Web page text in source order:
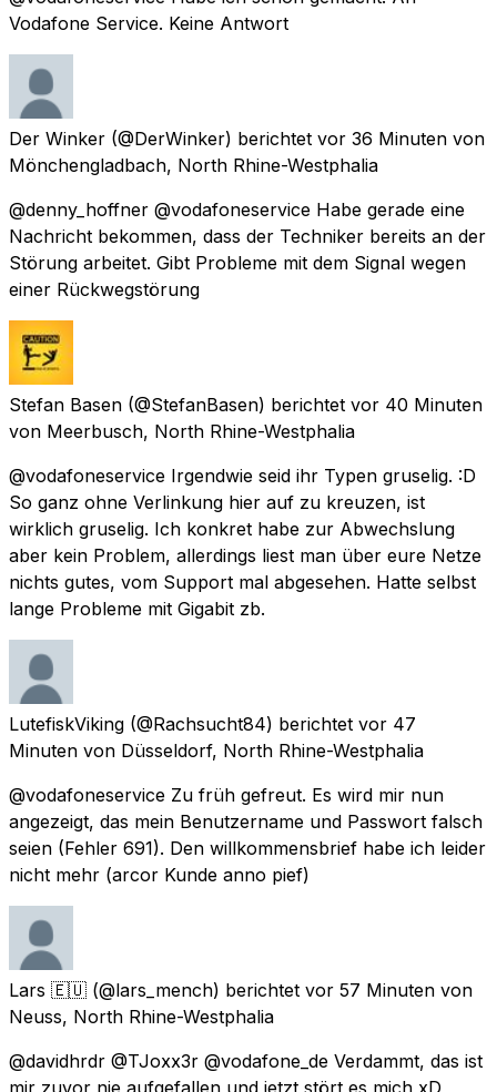
Vodafone Service. Keine Antwort
Der Winker (@DerWinker) berichtet vor 36 Minuten von
Mönchengladbach, North Rhine-Westphalia
@denny_hoffner @vodafoneservice Habe gerade eine
Nachricht bekommen, dass der Techniker bereits an der
Störung arbeitet. Gibt Probleme mit dem Signal wegen
einer Rückwegstörung
Stefan Basen (@StefanBasen) berichtet vor 40 Minuten
von Meerbusch, North Rhine-Westphalia
@vodafoneservice Irgendwie seid ihr Typen gruselig. :D
So ganz ohne Verlinkung hier auf zu kreuzen, ist
wirklich gruselig. Ich konkret habe zur Abwechslung
aber kein Problem, allerdings liest man über eure Netze
nichts gutes, vom Support mal abgesehen. Hatte selbst
lange Probleme mit Gigabit zb.
LutefiskViking (@Rachsucht84) berichtet vor 47
Minuten von Düsseldorf, North Rhine-Westphalia
@vodafoneservice Zu früh gefreut. Es wird mir nun
angezeigt, das mein Benutzername und Passwort falsch
seien (Fehler 691). Den willkommensbrief habe ich leider
nicht mehr (arcor Kunde anno pief)
Lars 🇪🇺 (@lars_mench) berichtet vor 57 Minuten von
Neuss, North Rhine-Westphalia
@davidhrdr @TJoxx3r @vodafone_de Verdammt, das ist
mir zuvor nie aufgefallen und jetzt stört es mich xD